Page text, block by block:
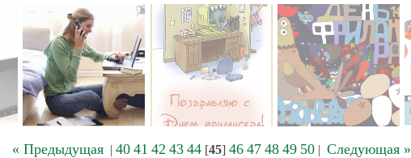
« Предыдущая| 40 41 42 43 44[45] 46 47 48 49 50| Следующая »